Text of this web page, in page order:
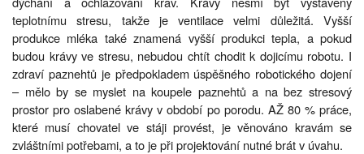
teplotnímu stresu, takže je ventilace velmi důležitá. Vyšší
produkce mléka také znamená vyšší produkci tepla, a pokud
budou krávy ve stresu, nebudou chtít chodit k dojicímu robotu. I
zdraví paznehtů je předpokladem úspěšného robotického dojení
– mělo by se myslet na koupele paznehtů a na bez stresový
prostor pro oslabené krávy v období po porodu. AŽ 80 % práce,
které musí chovatel ve stáji provést, je věnováno kravám se
zvláštními potřebami, a to je při projektování nutné brát v úvahu.